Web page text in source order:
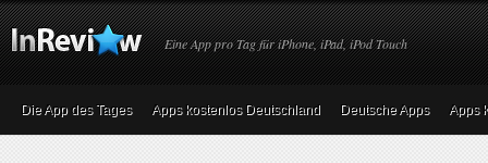
Eine App pro Tag für iPhone, iPad, iPod Touch
Die App des Tages Apps kostenlos Deutschland Deutsche Apps Apps